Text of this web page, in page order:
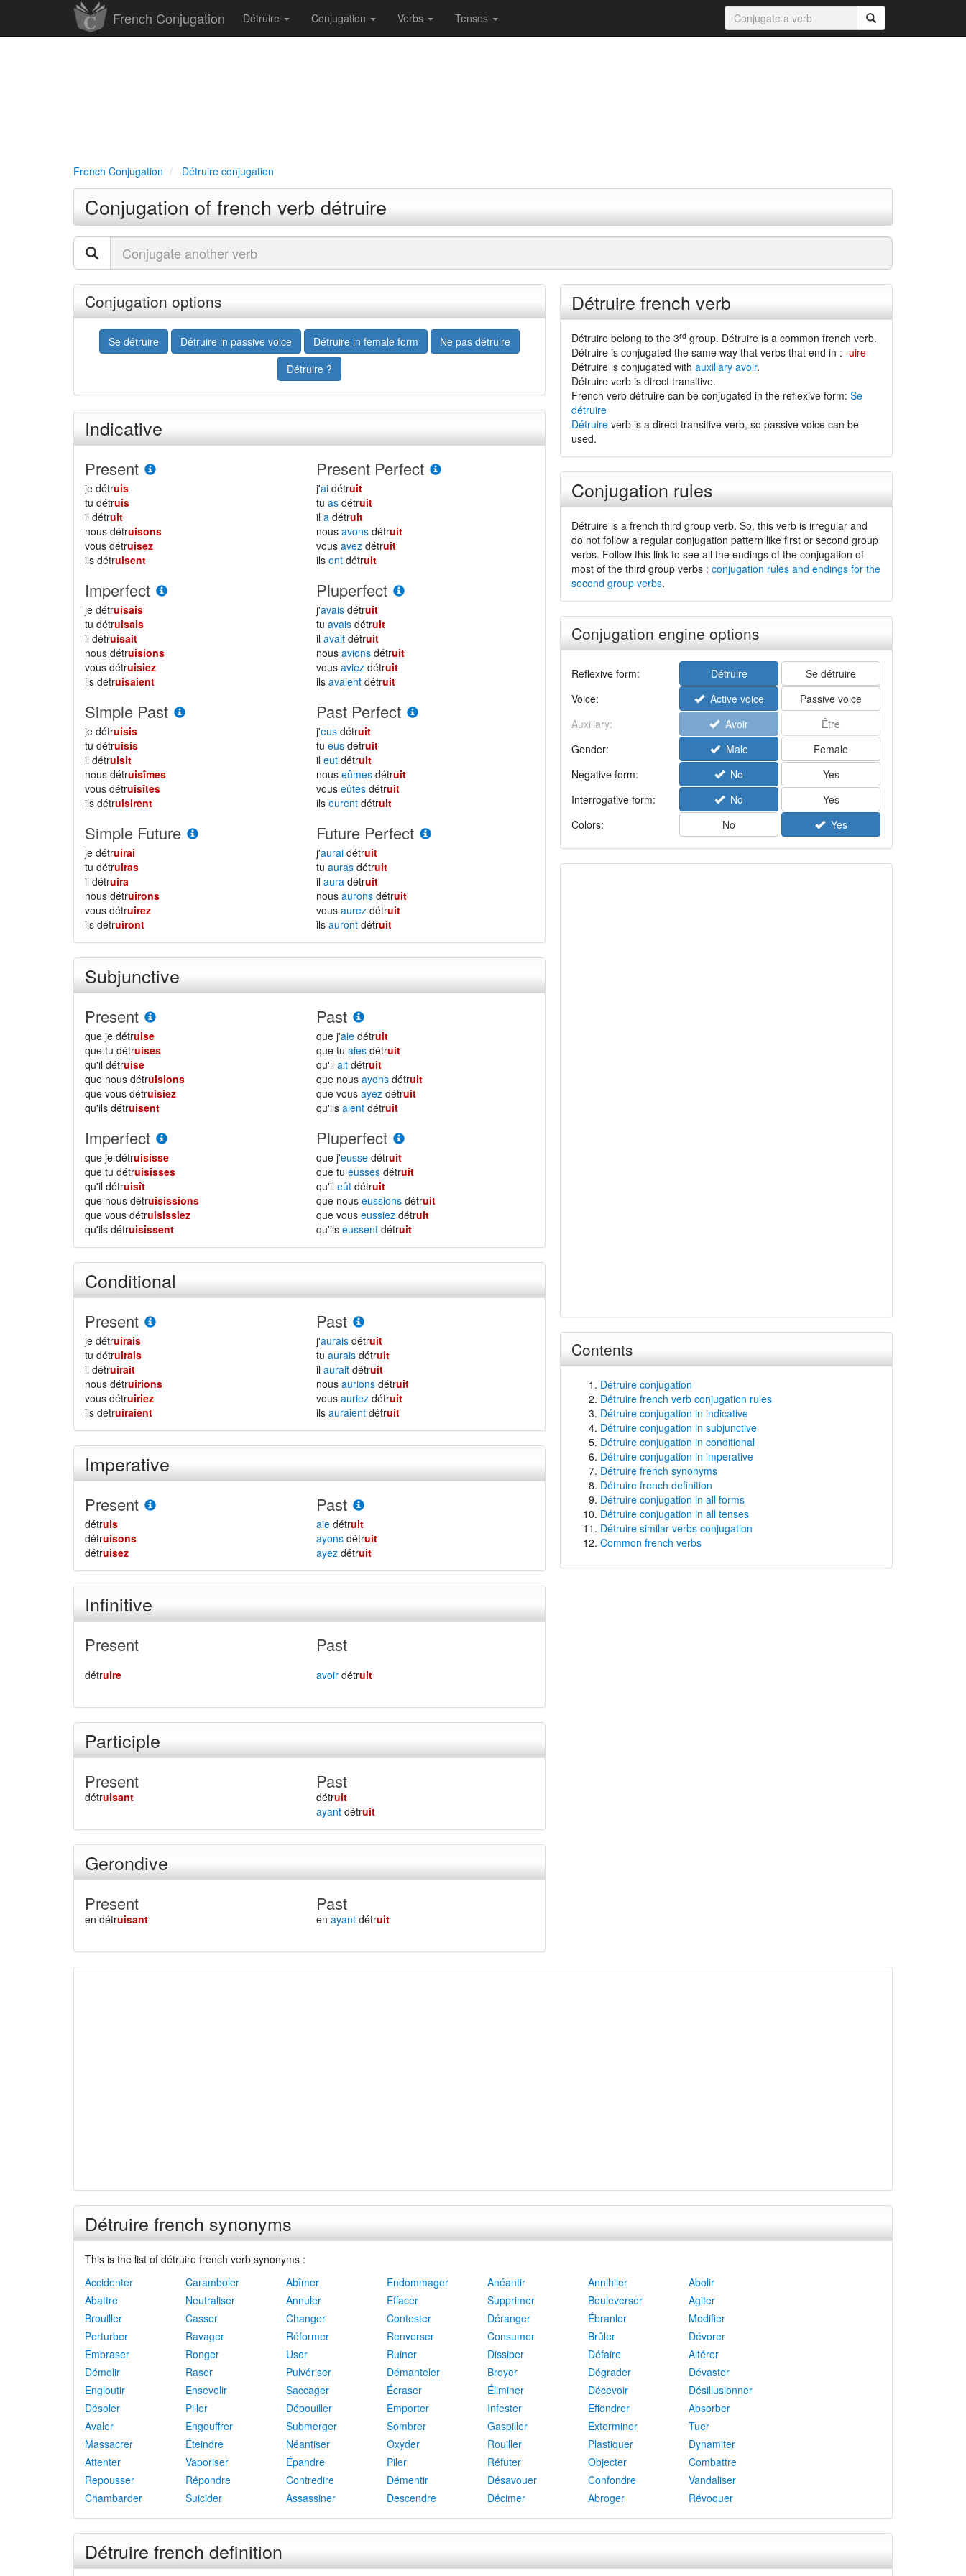
French Conjugation Détruire Conjugation Verbs Tenses
French Conjugation Détruire conjugation
Conjugation of french verb détruire
Conjugation options
Se détruire Détruire in passive voice Détruire in female form
Ne pas détruire
Détruire ?
Indicative
Present
je détruis
tu détruis
il détruit
nous détruisons
vous détruisez
ils détruisent
Present Perfect
j'ai détruit
tuas détruit
ila détruit
nousavons détruit
vousavez détruit
ilsont détruit
Imperfect
je détruisais
tu détruisais
il détruisait
nous détruisions
vous détruisiez
ils détruisaient
Pluperfect
j'avais détruit
tuavais détruit
ilavait détruit
nousavions détruit
vousaviez détruit
ilsavaient détruit
Simple Past
je détruisis
tu détruisis
il détruisit
nous détruisîmes
vous détruisîtes
ils détruisirent
Past Perfect
j'eus détruit
tueus détruit
ileut détruit
nouseûmes détruit
vouseûtes détruit
ilseurent détruit
Simple Future
je détruirai
tu détruiras
il détruira
nous détruirons
vous détruirez
ils détruiront
Future Perfect
j'aurai détruit
tuauras détruit
ilaura détruit
nousaurons détruit
vousaurez détruit
ilsauront détruit
Subjunctive
Present
que je détruise
que tu détruises
qu'il détruise
que nous détruisions
que vous détruisiez
qu'ils détruisent
Past
que j'aie détruit
que tuaies détruit
qu'ilait détruit
que nousayons détruit
que vousayez détruit
qu'ilsaient détruit
Imperfect
que je détruisisse
que tu détruisisses
qu'il détruisît
que nous détruisissions
que vous détruisissiez
qu'ils détruisissent
Pluperfect
que j'eusse détruit
que tueusses détruit
qu'ileût détruit
que nouseussions détruit
que vouseussiez détruit
qu'ilseussent détruit
Conditional
Present
je détruirais
tu détruirais
il détruirait
nous détruirions
vous détruiriez
ils détruiraient
Past
j'aurais détruit
tuaurais détruit
ilaurait détruit
nousaurions détruit
vousauriez détruit
ilsauraient détruit
Imperative
Present
détruis
détruisons
détruisez
Past
aie détruit
ayons détruit
ayez détruit
Infinitive
Present
détruire
Past
avoir détruit
Participle
Present
détruisant
Past
détruit
ayant détruit
Gerondive
Present
en détruisant
Past
enayant détruit
Détruire french verb
Détruire belong to the 3rdgroup. Détruire is a common french verb.
Détruire is conjugated the same way that verbs that end in : -uire
Détruire is conjugated with auxiliary avoir.
Détruire verb is direct transitive.
French verb détruire can be conjugated in the reflexive form: Se
détruire
Détruireverb is a direct transitive verb, so passive voice can be
used.
Conjugation rules
Détruire is a french third group verb. So, this verb is irregular and
do not follow a regular conjugation pattern like first or second group
verbs. Follow this link to see all the endings of the conjugation of
most of the third group verbs : conjugation rules and endings for the
second group verbs.
Conjugation engine options
Reflexive form: Détruire
Se détruire
Voice:
Active voice
Passive voice
Auxiliary:
Avoir
Être
Gender:
Male
Female
Negative form:
No
Yes
Interrogative form:
No
Yes
Colors:
No Yes
Contents
Détruire conjugation
Détruire french verb conjugation rules
Détruire conjugation in indicative
Détruire conjugation in subjunctive
Détruire conjugation in conditional
Détruire conjugation in imperative
Détruire french synonyms
Détruire french definition
Détruire conjugation in all forms
Détruire conjugation in all tenses
Détruire similar verbs conjugation
Common french verbs
Détruire french synonyms
This is the list of détruire french verb synonyms :
Accidenter
Caramboler Abîmer Endommager Anéantir Annihiler
Abolir
Abattre
Neutraliser Annuler Effacer Supprimer Bouleverser
Agiter
Brouiller
Casser Changer Contester Déranger Ébranler
Modifier
Perturber
Ravager Réformer Renverser Consumer Brûler
Dévorer
Embraser
Ronger User Ruiner Dissiper Défaire
Altérer
Démolir
Raser Pulvériser Démanteler Broyer Dégrader
Dévaster
Engloutir
Ensevelir Saccager Écraser Éliminer Décevoir
Désillusionner
Désoler
Piller Dépouiller Emporter Infester Effondrer
Absorber
Avaler
Engouffrer Submerger Sombrer Gaspiller Exterminer
Tuer
Massacrer
Éteindre Néantiser Oxyder Rouiller Plastiquer
Dynamiter
Attenter
Vaporiser Épandre Piler Réfuter Objecter
Combattre
Repousser
Répondre Contredire Démentir Désavouer Confondre
Vandaliser
Chambarder
Suicider Assassiner Descendre Décimer Abroger Révoquer
Détruire french definition